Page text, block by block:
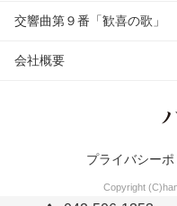
交響曲第９番「歓喜の歌」
会社概要
プライバシーポ
Copyright